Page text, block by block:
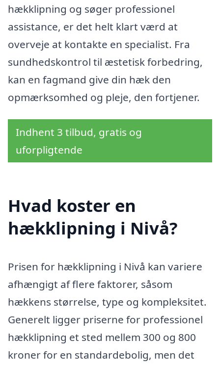
hækklipning og søger professionel
assistance, er det helt klart værd at
overveje at kontakte en specialist. Fra
sundhedskontrol til æstetisk forbedring,
kan en fagmand give din hæk den
opmærksomhed og pleje, den fortjener.
Indhent 3 tilbud, gratis og
uforpligtende
Hvad koster en
hækklipning i Nivå?
Prisen for hækklipning i Nivå kan variere
afhængigt af flere faktorer, såsom
hækkens størrelse, type og kompleksitet.
Generelt ligger priserne for professionel
hækklipning et sted mellem 300 og 800
kroner for en standardebolig, men det